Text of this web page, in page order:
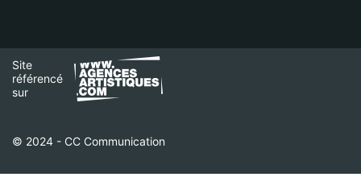
Site
référencé
sur
© 2024 - CC Communication